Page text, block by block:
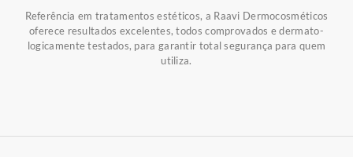
Referência em tratamentos estéticos, a Raavi Dermocosméticos
oferece resultados excelentes, todos comprovados e dermato-
logicamente testados, para garantir total segurança para quem
utiliza.